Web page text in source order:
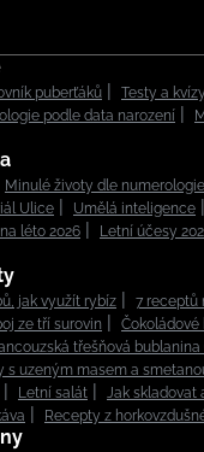
puberťáků Testy a kvízy
podle data narození
Minulé životy dle numerologie
Ulice Umělá inteligence
léto 2026 Letní účesy
jak využít rybíz
7 receptů
ze tří surovin
Čokoládové
třešňová bublanina
s uzeným masem a
Letní salát
Jak skladovat
Recepty z